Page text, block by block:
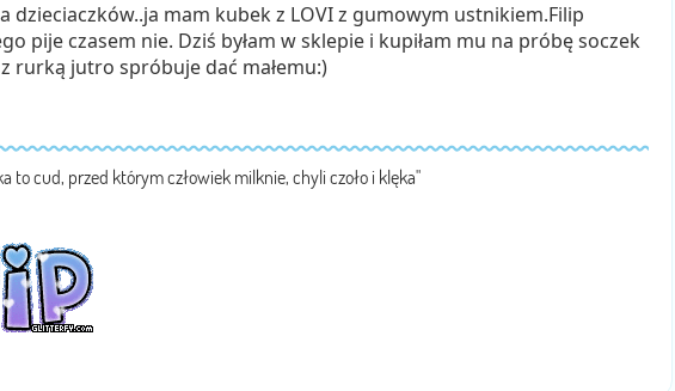
dzieciaczków..ja mam kubek z LOVI z gumowym ustnikiem.Filip
pije czasem nie. Dziś byłam w sklepie i kupiłam mu na próbę soczek
rurką jutro spróbuje dać małemu:)
to cud, przed którym człowiek milknie, chyli czoło i klęka"